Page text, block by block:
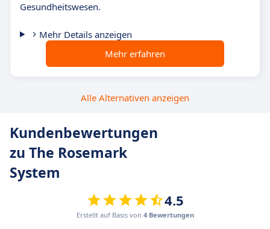
Gesundheitswesen.
Mehr Details anzeigen
Mehr erfahren
Alle Alternativen anzeigen
Kundenbewertungen
zu The Rosemark
System
4.5
Erstellt auf Basis von 4 Bewertungen